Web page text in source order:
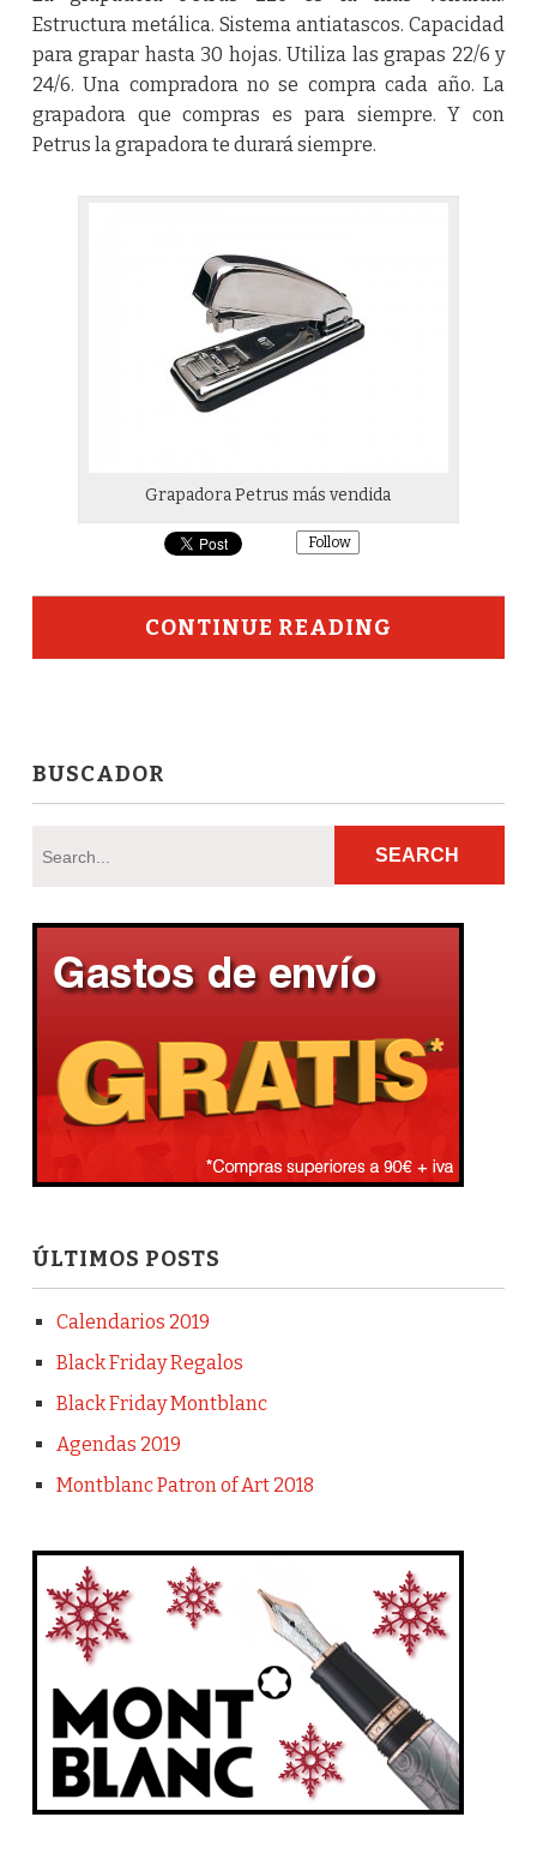
Estructura metálica. Sistema antiatascos. Capacidad
para grapar hasta 30 hojas. Utiliza las grapas 22/6 y
24/6. Una compradora no se compra cada año. La
grapadora que compras es para siempre. Y con
Petrus la grapadora te durará siempre.
Grapadora Petrus más vendida
Follow
CONTINUE READING
BUSCADOR
ÚLTIMOS POSTS
Calendarios 2019
Black Friday Regalos
Black Friday Montblanc
Agendas 2019
Montblanc Patron of Art 2018